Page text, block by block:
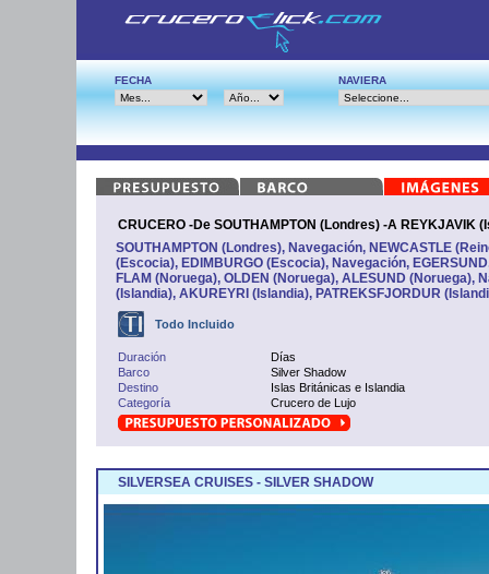
FECHA NAVIERA
CRUCERO -De SOUTHAMPTON (Londres) -A REYKJAVIK
SOUTHAMPTON (Londres), Navegación, NEWCASTLE
(Escocia), EDIMBURGO (Escocia), Navegación,
FLAM (Noruega), OLDEN (Noruega), ALESUND (Noruega),
(Islandia), AKUREYRI (Islandia), PATREKSFJORDUR
Todo Incluido
Duración
Días
Barco
Silver Shadow
Destino
Islas Británicas e Islandia
Categoría
Crucero de Lujo
SILVERSEA CRUISES - SILVER SHADOW